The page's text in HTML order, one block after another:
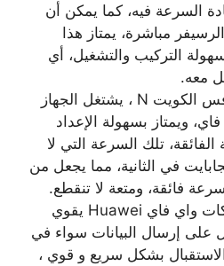
السرعة فيه، كما يمكن أن
مباشرة، يمتاز هذا
التركيب والتشغيل، أي
معه.
جهاز مقوي سيرفس الكويت N ، يشتغل الجهاز
ويمتاز بسهولة الإعداد
تلك السرعة التي لا
عن 300 ميجابايت في الثانية، مما يجعل من
فائقة، ومتعة لا تنقطع.
افضل مقوي شبكات واي فاي Huawei يقوي
على إرسال البيانات سواء في
بشكل سريع و قوي ،